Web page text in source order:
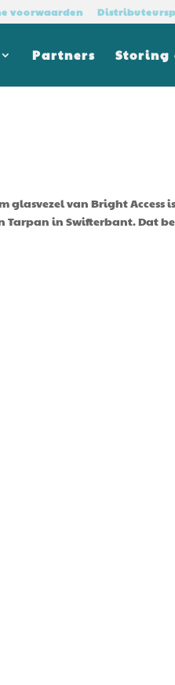
voorwaarden
Partners Storing
glasvezel van Bright Access is
Tarpan in Swifterbant. Dat